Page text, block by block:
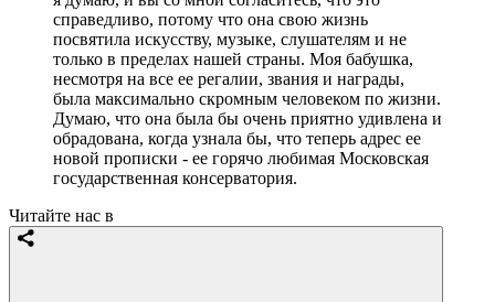
справедливо, потому что она свою жизнь
посвятила искусству, музыке, слушателям и не
только в пределах нашей страны. Моя бабушка,
несмотря на все ее регалии, звания и награды,
была максимально скромным человеком по жизни.
Думаю, что она была бы очень приятно удивлена и
обрадована, когда узнала бы, что теперь адрес ее
новой прописки - ее горячо любимая Московская
государственная консерватория.
Читайте нас в